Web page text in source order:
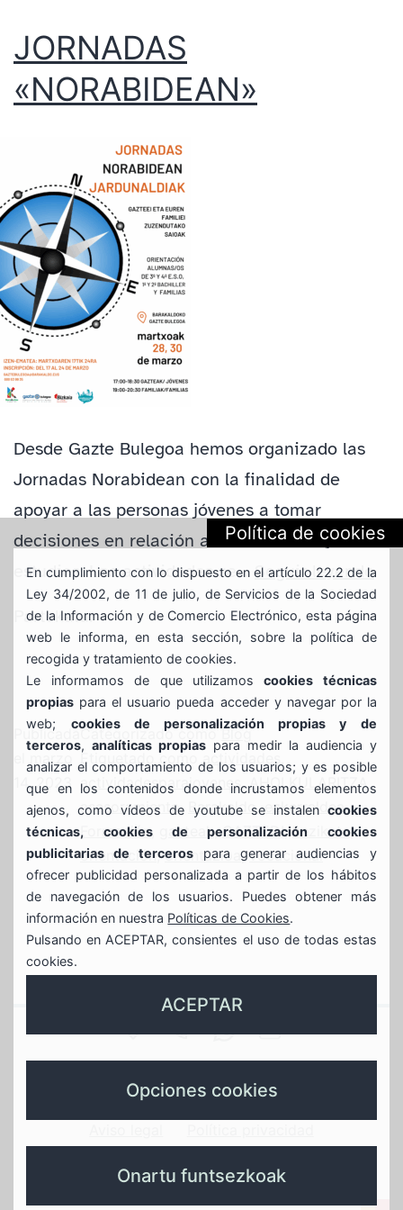
JORNADAS
«NORABIDEAN»
Desde Gazte Bulegoa hemos organizado las
Jornadas Norabidean con la finalidad de
apoyar a las personas jóvenes a tomar
decisiones en relación a su formación y
estudios. Las actividades se…Seguir leyendo
Partekatu:
Publicada
marzo
14, 2023
Categorizado comoBlog
Etiquetado como actividades
actividadesparajovenes,AHOLKULARITZA,
asesoramiento, Barakaldo,ezkerraldea,
Formación, gazteak,GAZTEDI,heziketa,
orientación,orientazioa,vocacional
48901
Política de cookies Política de calidad
Política de cookies
En cumplimiento con lo dispuesto en el artículo 22.2 de la
Ley 34/2002, de 11 de julio, de Servicios de la Sociedad
de la Información y de Comercio Electrónico, esta página
web le informa, en esta sección, sobre la política de
recogida y tratamiento de cookies.
Le informamos de que utilizamoscookies técnicas
propias para el usuario pueda acceder y navegar por la
web; cookies de personalización propias y de
terceros,analíticas propias para medir la audiencia y
analizar el comportamiento de los usuarios; y es posible
que en los contenidos donde incrustamos elementos
ajenos, como vídeos de youtube se instalen cookies
técnicas, cookies de personalización cookies
publicitarias de terceros para generar audiencias y
ofrecer publicidad personalizada a partir de los hábitos
de navegación de los usuarios. Puedes obtener más
información en nuestra Políticas de Cookies.
Pulsando en ACEPTAR, consientes el uso de todas estas
cookies.
ACEPTAR
Opciones cookies
Onartu funtsezkoak